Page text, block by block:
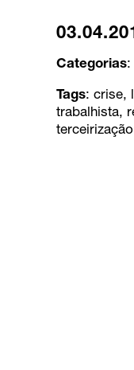
Categorias:
Tags: crise,
trabalhista,
terceirização